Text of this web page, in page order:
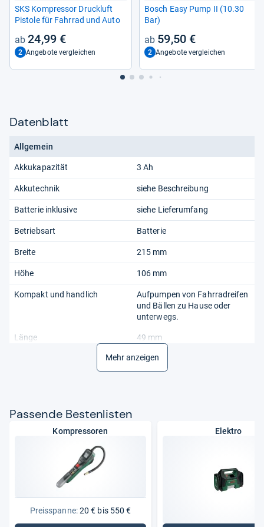
SKS Kom­pres­sor Druck­luft
Pis­tole für Fahr­rad und Auto
24,99 €
2 Angebote vergleichen
Bosch Easy Pump II (10.30
Bar)
59,50 €
2 Angebote vergleichen
Datenblatt
Allgemein
Akkukapazität 3 Ah
Akkutechnik siehe Beschreibung
Batterie inklusive siehe Lieferumfang
Betriebsart Batterie
Breite 215 mm
Höhe 106 mm
Kompakt und handlich
Aufpumpen von Fahrradreifen
und Bällen zu Hause oder
unterwegs.
Länge 49 mm
10,3 bar / 10,34214 bar
Mehr anzeigen
Pas­sende Bes­ten­lis­ten
Kompressoren
Preisspanne:20 € bis 550 €
Elektro